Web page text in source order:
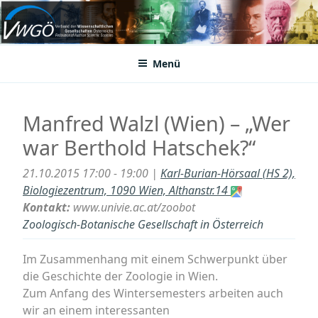
Zum
Inhalt
springenVWGÖ
Federation of Austrian Scientific Societies
Menü
Manfred Walzl (Wien) – „Wer
war Berthold Hatschek?“
21.10.2015 17:00 - 19:00 | Karl-Burian-Hörsaal (HS 2),
Biologiezentrum, 1090 Wien, Althanstr.14
Kontakt: www.univie.ac.at/zoobot
Zoologisch-Botanische Gesellschaft in Österreich
Im Zusammenhang mit einem Schwerpunkt über
die Geschichte der Zoologie in Wien.
Zum Anfang des Wintersemesters arbeiten auch
wir an einem interessanten